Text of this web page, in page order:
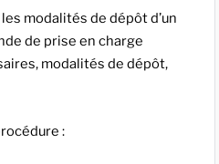
modalités de dépôt d’un
de prise en charge
modalités de dépôt,
: